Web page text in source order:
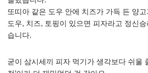
또띠아 같은 도우 안에 치즈가 가득 든 양
도우, 치즈, 토핑이 있으면 피자라고 정신
습니다.
굳이 삼시세끼 피자 먹기가 생각보다 쉬울